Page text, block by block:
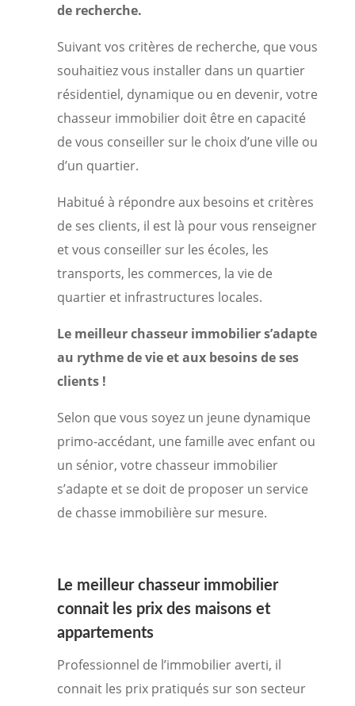
de recherche.
Suivant vos critères de recherche, que vous
souhaitiez vous installer dans un quartier
résidentiel, dynamique ou en devenir, votre
chasseur immobilier doit être en capacité
de vous conseiller sur le choix d’une ville ou
d’un quartier.
Habitué à répondre aux besoins et critères
de ses clients, il est là pour vous renseigner
et vous conseiller sur les écoles, les
transports, les commerces, la vie de
quartier et infrastructures locales.
Le meilleur chasseur immobilier s’adapte
au rythme de vie et aux besoins de ses
clients !
Selon que vous soyez un jeune dynamique
primo-accédant, une famille avec enfant ou
un sénior, votre chasseur immobilier
s’adapte et se doit de proposer un service
de chasse immobilière sur mesure.
Le meilleur chasseur immobilier
connait les prix des maisons et
appartements
Professionnel de l’immobilier averti, il
connait les prix pratiqués sur son secteur